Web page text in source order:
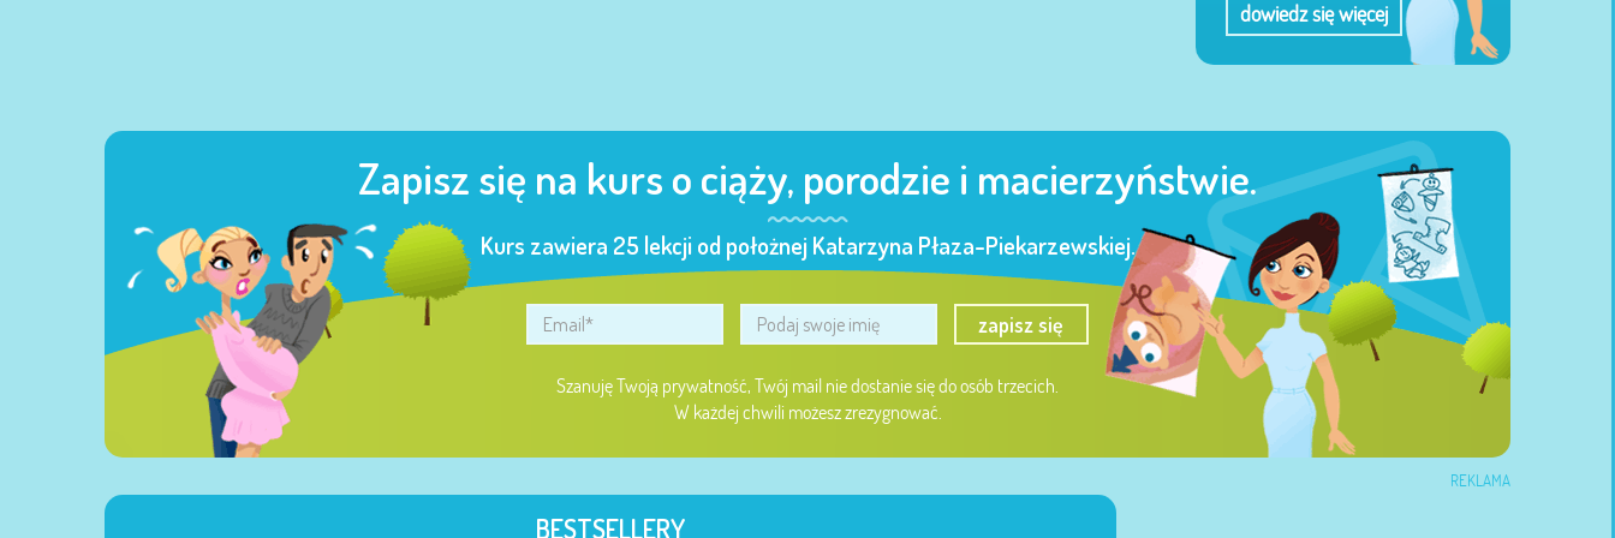
dowiedz się więcej
Zapisz się na kurs o ciąży, porodzie i macierzyństwie.
Kurs zawiera 25 lekcji od położnej Katarzyna Płaza-Piekarzewskiej.
zapisz się
Szanuję Twoją prywatność, Twój mail nie dostanie się do osób trzecich.
W każdej chwili możesz zrezygnować.
REKLAMA
BESTSELLERY